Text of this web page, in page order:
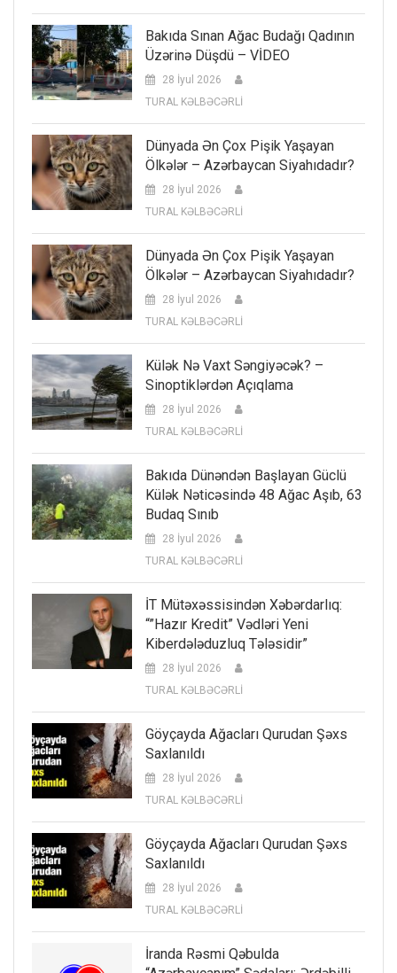
Bakıda Sınan Ağac Budağı Qadının
Üzərinə Düşdü – VİDEO
28 İyul 2026
TURAL KƏLBƏCƏRLİ
Dünyada Ən Çox Pişik Yaşayan
Ölkələr – Azərbaycan Siyahıdadır?
28 İyul 2026
TURAL KƏLBƏCƏRLİ
Dünyada Ən Çox Pişik Yaşayan
Ölkələr – Azərbaycan Siyahıdadır?
28 İyul 2026
TURAL KƏLBƏCƏRLİ
Külək Nə Vaxt Səngiyəcək? –
Sinoptiklərdən Açıqlama
28 İyul 2026
TURAL KƏLBƏCƏRLİ
Bakıda Dünəndən Başlayan Güclü
Külək Nəticəsində 48 Ağac Aşıb, 63
Budaq Sınıb
28 İyul 2026
TURAL KƏLBƏCƏRLİ
İT Mütəxəssisindən Xəbərdarlıq:
“”Hazır Kredit” Vədləri Yeni
Kiberdələduzluq Tələsidir”
28 İyul 2026
TURAL KƏLBƏCƏRLİ
Göyçayda Ağacları Qurudan Şəxs
Saxlanıldı
28 İyul 2026
TURAL KƏLBƏCƏRLİ
Göyçayda Ağacları Qurudan Şəxs
Saxlanıldı
28 İyul 2026
TURAL KƏLBƏCƏRLİ
İranda Rəsmi Qəbulda